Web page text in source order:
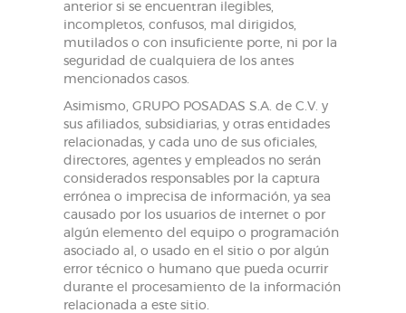
anterior si se encuentran ilegibles,
incompletos, confusos, mal dirigidos,
mutilados o con insuficiente porte, ni por la
seguridad de cualquiera de los antes
mencionados casos.
Asimismo, GRUPO POSADAS S.A. de C.V. y
sus afiliados, subsidiarias, y otras entidades
relacionadas, y cada uno de sus oficiales,
directores, agentes y empleados no serán
considerados responsables por la captura
errónea o imprecisa de información, ya sea
causado por los usuarios de internet o por
algún elemento del equipo o programación
asociado al, o usado en el sitio o por algún
error técnico o humano que pueda ocurrir
durante el procesamiento de la información
relacionada a este sitio.